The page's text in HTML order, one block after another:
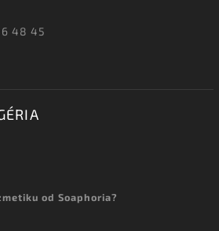
48 45
od Soaphoria?